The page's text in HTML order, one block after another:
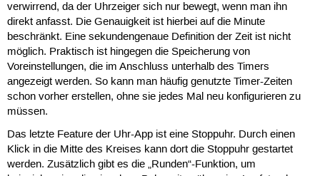
verwirrend, da der Uhrzeiger sich nur bewegt, wenn man ihn
direkt anfasst. Die Genauigkeit ist hierbei auf die Minute
beschränkt. Eine sekundengenaue Definition der Zeit ist nicht
möglich. Praktisch ist hingegen die Speicherung von
Voreinstellungen, die im Anschluss unterhalb des Timers
angezeigt werden. So kann man häufig genutzte Timer-Zeiten
schon vorher erstellen, ohne sie jedes Mal neu konfigurieren zu
müssen.
Das letzte Feature der Uhr-App ist eine Stoppuhr. Durch einen
Klick in die Mitte des Kreises kann dort die Stoppuhr gestartet
werden. Zusätzlich gibt es die „Runden“-Funktion, um